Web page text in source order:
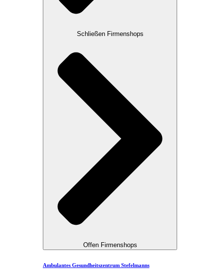
Schließen Firmenshops
Offen Firmenshops
Ambulantes Gesundheitszentrum Stefelmanns